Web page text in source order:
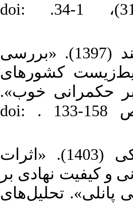
سیاست‌گذاری اقتصادی، 16(31)، 1-34. doi:
7. خانی، فاطمه و محمود هوشمند (1397). «بررسی
کشورهای
بر حکمرانی خوب».
اقتصاد پولی مالی، 25(16)، صص 158-133 . doi:
8. سالاری، زینب و مهدی شهرکی (1403). «اثرات
و کیفیت نهادی بر
تحلیل‌های